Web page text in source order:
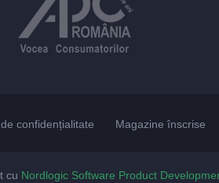
confidențialitate Magazine înscrise
cu Nordlogic Software Product